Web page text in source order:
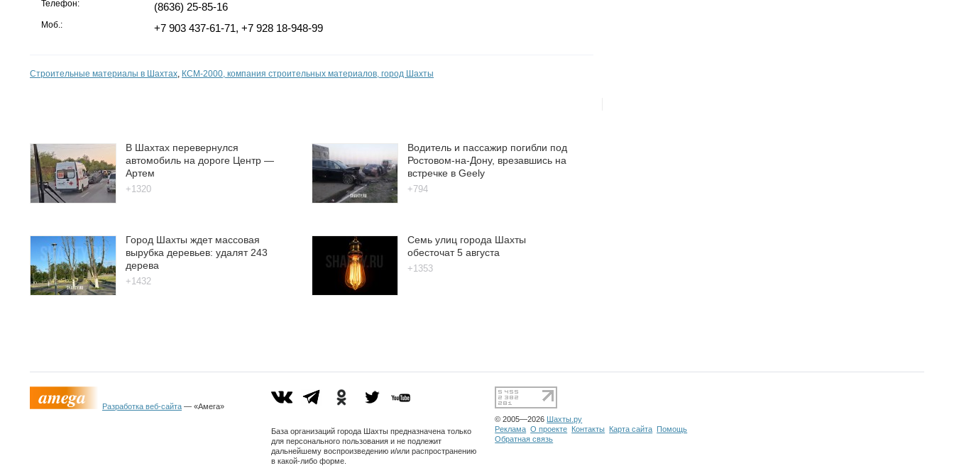
Телефон: (8636) 25-85-16
Моб.: +7 903 437-61-71, +7 928 18-948-99
Строительные материалы в Шахтах, КСМ-2000, компания строительных материалов, город Шахты
В Шахтах перевернулся
автомобиль на дороге Центр —
Артем
+1320
Водитель и пассажир погибли под
Ростовом-на-Дону, врезавшись на
встречке в Geely
+794
Город Шахты ждет массовая
вырубка деревьев: удалят 243
дерева
+1432
Семь улиц города Шахты
обесточат 5 августа
+1353
Разработка веб-сайта — «Амега»
База организаций города Шахты предназначена только
для персонального пользования и не подлежит
дальнейшему воспроизведению и/или распространению
в какой-либо форме.
© 2005—2026 Шахты.ру
Реклама О проекте Контакты Карта сайта Помощь
Обратная связь